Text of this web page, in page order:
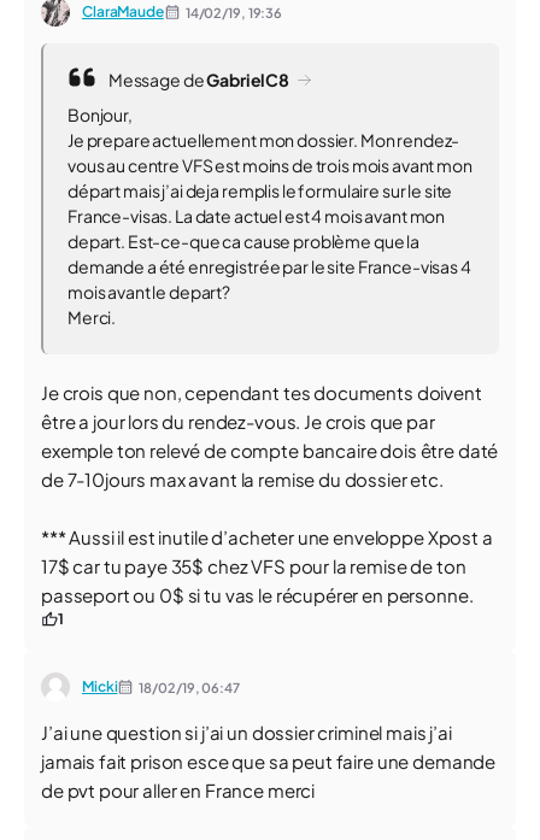
ClaraMaude 14/02/19, 19:36
Message deGabrielC8
Bonjour,
Je prepare actuellement mon dossier. Mon rendez-
vous au centre VFS est moins de trois mois avant mon
départ mais j’ai deja remplis le formulaire sur le site
France-visas. La date actuel est 4 mois avant mon
depart. Est-ce-que ca cause problème que la
demande a été enregistrée par le site France-visas 4
mois avant le depart?
Merci.
Je crois que non, cependant tes documents doivent
être a jour lors du rendez-vous. Je crois que par
exemple ton relevé de compte bancaire dois être daté
de 7-10jours max avant la remise du dossier etc.
*** Aussi il est inutile d’acheter une enveloppe Xpost a
17$ car tu paye 35$ chez VFS pour la remise de ton
passeport ou 0$ si tu vas le récupérer en personne.
1
Micki 18/02/19,06:47
J’ai une question si j’ai un dossier criminel mais j’ai
jamais fait prison esce que sa peut faire une demande
de pvt pour aller en France merci